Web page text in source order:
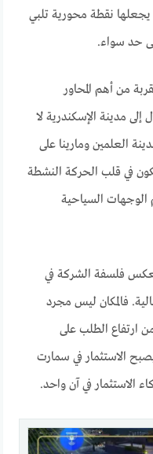
نقطة محورية تلبي
حد سواء.
من أهم المحاور
مدينة الإسكندرية لا
تقع مدينة العلمين ومارينا على
في قلب الحركة النشطة
السياحية
يعكس فلسفة الشركة في
فالمكان ليس مجرد
ارتفاع الطلب على
الاستثمار في سمارت
الاستثمار في آن واحد.